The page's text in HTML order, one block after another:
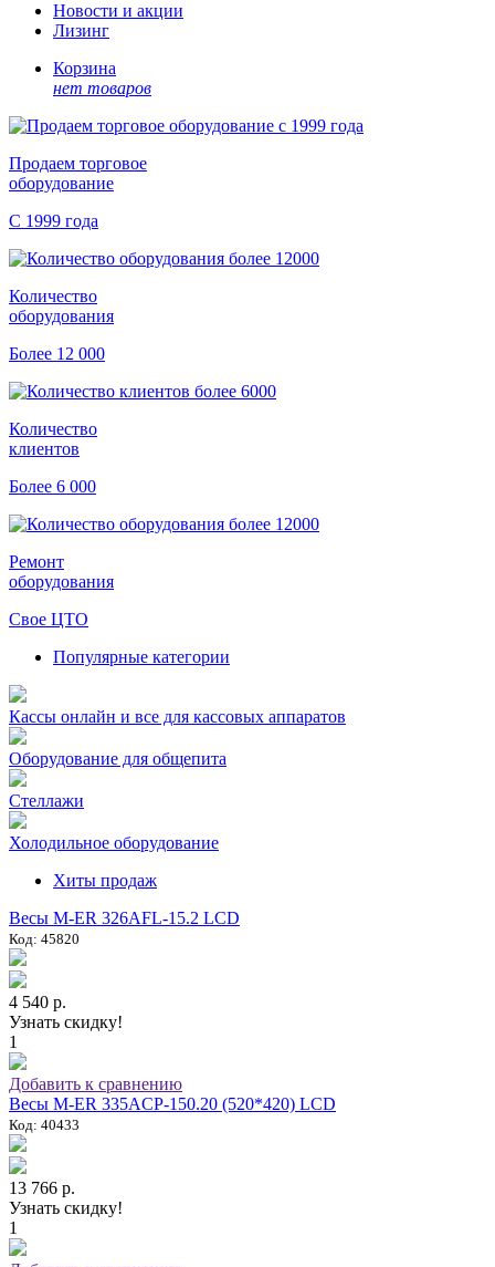
Новости и акции
Лизинг
Корзина
нет товаров
Продаем торговое
оборудование
С 1999 года
Количество
оборудования
Более 12 000
Количество
клиентов
Более 6 000
Ремонт
оборудования
Свое ЦТО
Популярные категории
Кассы онлайн и все для кассовых аппаратов
Оборудование для общепита
Стеллажи
Холодильное оборудование
Хиты продаж
Весы M-ER 326AFL-15.2 LCD
Код: 45820
4 540 р.
Узнать скидку!
1
Добавить к сравнению
Весы M-ER 335ACP-150.20 (520*420) LCD
Код: 40433
13 766 р.
Узнать скидку!
1